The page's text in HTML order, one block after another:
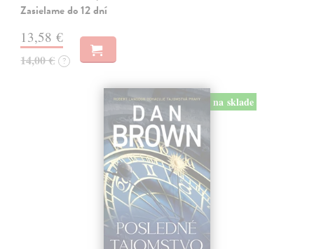
Zasielame do 12 dní
13,58 €
14,00 € ?
na sklade